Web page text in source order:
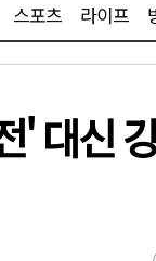
스포츠 라이프
' 대신